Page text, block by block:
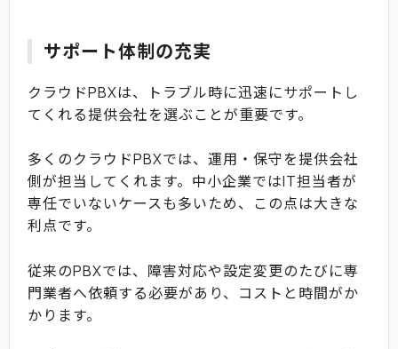
サポート体制の充実
クラウドPBXは、トラブル時に迅速にサポートし
てくれる提供会社を選ぶことが重要です。
多くのクラウドPBXでは、運用・保守を提供会社
側が担当してくれます。中小企業ではIT担当者が
専任でいないケースも多いため、この点は大きな
利点です。
従来のPBXでは、障害対応や設定変更のたびに専
門業者へ依頼する必要があり、コストと時間がか
かります。